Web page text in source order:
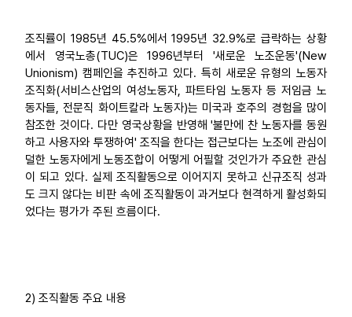
조직률이 1985년 45.5%에서 1995년 32.9%로 급락하는 상황
에서 영국노총(TUC)은 1996년부터 '새로운 노조운동'(New
Unionism) 캠페인을 추진하고 있다. 특히 새로운 유형의 노동자
조직화(서비스산업의 여성노동자, 파트타임 노동자 등 저임금 노
동자들, 전문직 화이트칼라 노동자)는 미국과 호주의 경험을 많이
참조한 것이다. 다만 영국상황을 반영해 '불만에 찬 노동자를 동원
하고 사용자와 투쟁하여' 조직을 한다는 접근보다는 노조에 관심이
덜한 노동자에게 노동조합이 어떻게 어필할 것인가가 주요한 관심
이 되고 있다. 실제 조직활동으로 이어지지 못하고 신규조직 성과
도 크지 않다는 비판 속에 조직활동이 과거보다 현격하게 활성화되
었다는 평가가 주된 흐름이다.
2) 조직활동 주요 내용